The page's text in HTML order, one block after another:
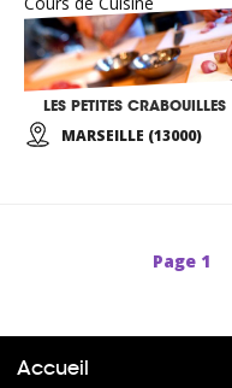
LES PETITES CRABOUILLES
MARSEILLE (13000)
Page 1
Accueil